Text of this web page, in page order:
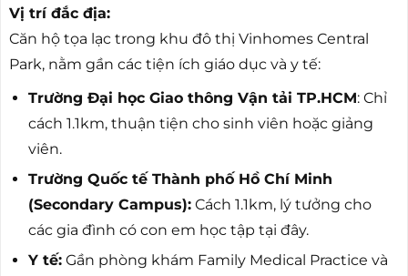
Vị trí đắc địa:
Căn hộ tọa lạc trong khu đô thị Vinhomes Central
Park, nằm gần các tiện ích giáo dục và y tế:
Trường Đại học Giao thông Vận tải TP.HCM: Chỉ
cách 1.1km, thuận tiện cho sinh viên hoặc giảng
viên.
Trường Quốc tế Thành phố Hồ Chí Minh
(Secondary Campus):Cách 1.1km, lý tưởng cho
các gia đình có con em học tập tại đây.
Y tế:Gần phòng khám Family Medical Practice và